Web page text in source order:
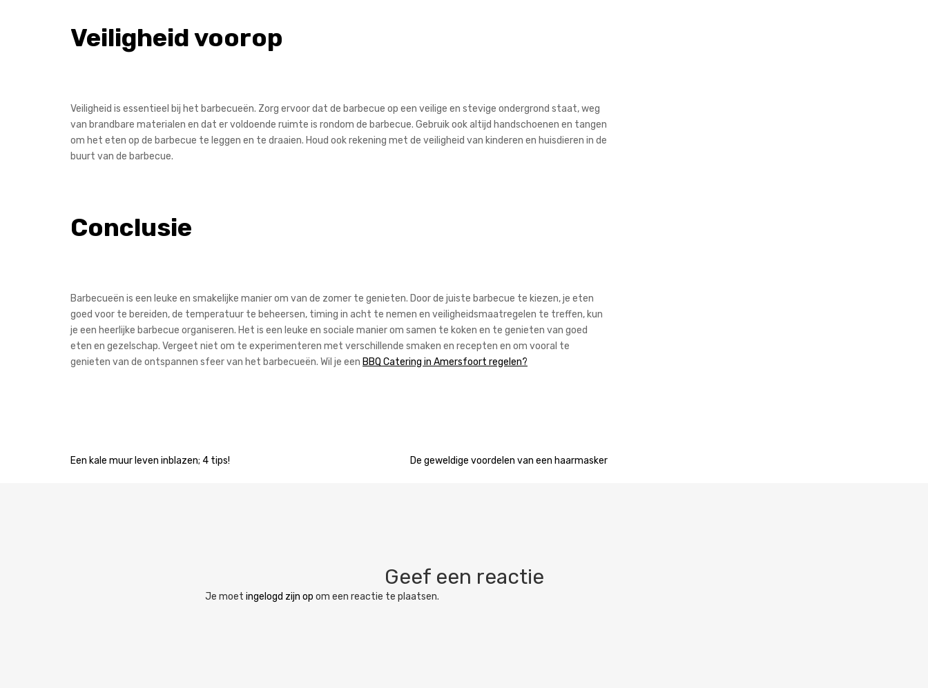
Veiligheid voorop
Veiligheid is essentieel bij het barbecueën. Zorg ervoor dat de barbecue op een veilige en stevige ondergrond staat, weg
van brandbare materialen en dat er voldoende ruimte is rondom de barbecue. Gebruik ook altijd handschoenen en tangen
om het eten op de barbecue te leggen en te draaien. Houd ook rekening met de veiligheid van kinderen en huisdieren in de
buurt van de barbecue.
Conclusie
Barbecueën is een leuke en smakelijke manier om van de zomer te genieten. Door de juiste barbecue te kiezen, je eten
goed voor te bereiden, de temperatuur te beheersen, timing in acht te nemen en veiligheidsmaatregelen te treffen, kun
je een heerlijke barbecue organiseren. Het is een leuke en sociale manier om samen te koken en te genieten van goed
eten en gezelschap. Vergeet niet om te experimenteren met verschillende smaken en recepten en om vooral te
genieten van de ontspannen sfeer van het barbecueën. Wil je een BBQ Catering in Amersfoort regelen?
Bericht
Een kale muur leven inblazen; 4 tips! De geweldige voordelen van een haarmasker
Geef een reactie
Je moet ingelogd zijn op om een reactie te plaatsen.